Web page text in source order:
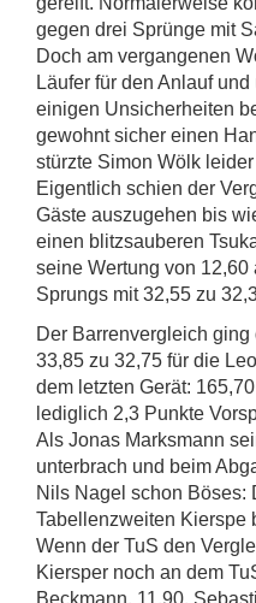
gegen drei Sprünge mit
Doch am vergangenen
Läufer für den Anlauf
einigen Unsicherheiten
gewohnt sicher einen
stürzte Simon Wölk
Eigentlich schien der
Gäste auszugehen bis
einen blitzsauberen
seine Wertung von
Sprungs mit 32,55 zu
Der Barrenvergleich
33,85 zu 32,75 für die
dem letzten Gerät:
lediglich 2,3 Punkte
Als Jonas Marksmann
unterbrach und beim
Nils Nagel schon Böses:
Tabellenzweiten Kierspe
Wenn der TuS den
Kiersper noch an dem
Beckmann, 11,90,